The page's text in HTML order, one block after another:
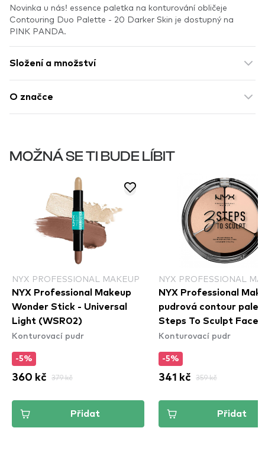
Novinka u nás! essence paletka na konturování obličeje
Contouring Duo Palette - 20 Darker Skin je dostupný na
PINK PANDA.
Složení a množství
O značce
MOŽNÁ SE TI BUDE LÍBIT
NYX PROFESSIONAL MAKEUP
NYX Professional Makeup
Wonder Stick - Universal
Light (WSR02)
Konturovací pudr
-5%
360 kč 379 kč
Přidat
NYX PROFESSIONAL
NYX Professional
pudrová contour
Steps To Sculpt Face
Sculpting Palette –
Konturovací pudr
-5%
341 kč 359 kč
Přidat